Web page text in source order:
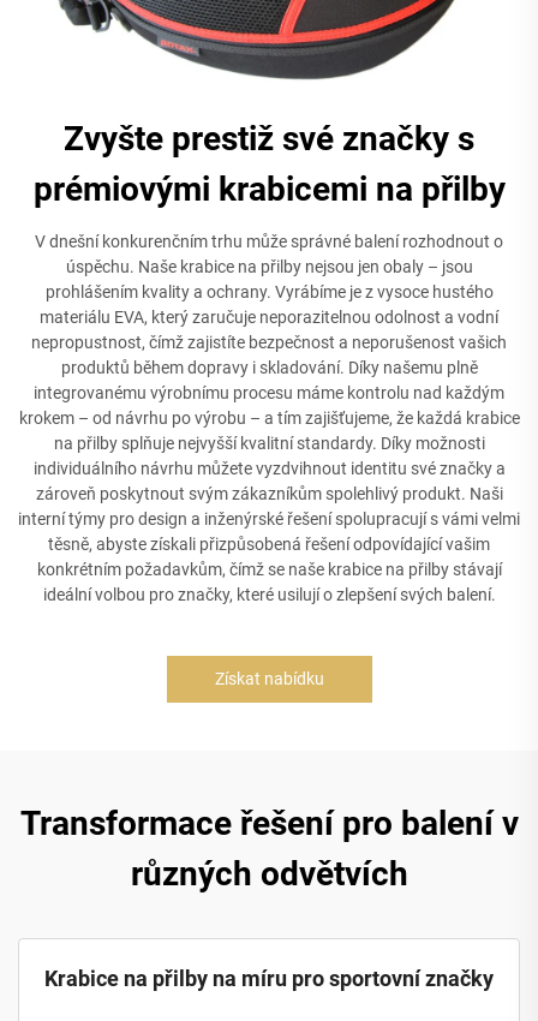
Zvyšte prestiž své značky s
prémiovými krabicemi na přilby
V dnešní konkurenčním trhu může správné balení rozhodnout o
úspěchu. Naše krabice na přilby nejsou jen obaly – jsou
prohlášením kvality a ochrany. Vyrábíme je z vysoce hustého
materiálu EVA, který zaručuje neporazitelnou odolnost a vodní
nepropustnost, čímž zajistíte bezpečnost a neporušenost vašich
produktů během dopravy i skladování. Díky našemu plně
integrovanému výrobnímu procesu máme kontrolu nad každým
krokem – od návrhu po výrobu – a tím zajišťujeme, že každá krabice
na přilby splňuje nejvyšší kvalitní standardy. Díky možnosti
individuálního návrhu můžete vyzdvihnout identitu své značky a
zároveň poskytnout svým zákazníkům spolehlivý produkt. Naši
interní týmy pro design a inženýrské řešení spolupracují s vámi velmi
těsně, abyste získali přizpůsobená řešení odpovídající vašim
konkrétním požadavkům, čímž se naše krabice na přilby stávají
ideální volbou pro značky, které usilují o zlepšení svých balení.
Získat nabídku
Transformace řešení pro balení v
různých odvětvích
Krabice na přilby na míru pro sportovní značky